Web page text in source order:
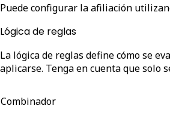
Puede configurar la afiliación
Lógica de reglas
La lógica de reglas define cómo se
aplicarse. Tenga en cuenta que solo
Combinador